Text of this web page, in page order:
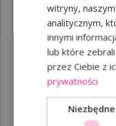
witryny,
analitycznym,
innymi
lub które
przez Ciebie z
prywatności
Niezbędne